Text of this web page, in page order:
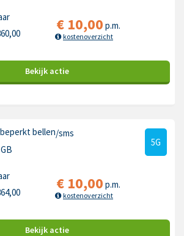
€ 10,00 p.m.
kostenoverzicht
Bekijk actie
bellen/sms
5G
€ 10,00 p.m.
kostenoverzicht
Bekijk actie